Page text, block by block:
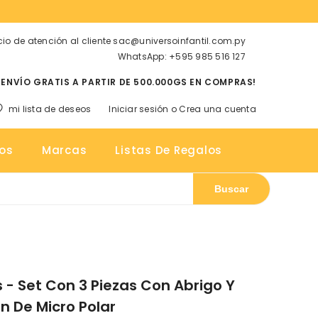
de atención al cliente sac@universoinfantil.com.py
WhatsApp: +595 985 516 127
GRATIS A PARTIR DE 500.000GS EN COMPRAS!
mi lista de deseos Iniciar sesión oCrea una cuenta
Marcas Listas De Regalos
Buscar
Set Con 3 Piezas Con Abrigo Y
De Micro Polar